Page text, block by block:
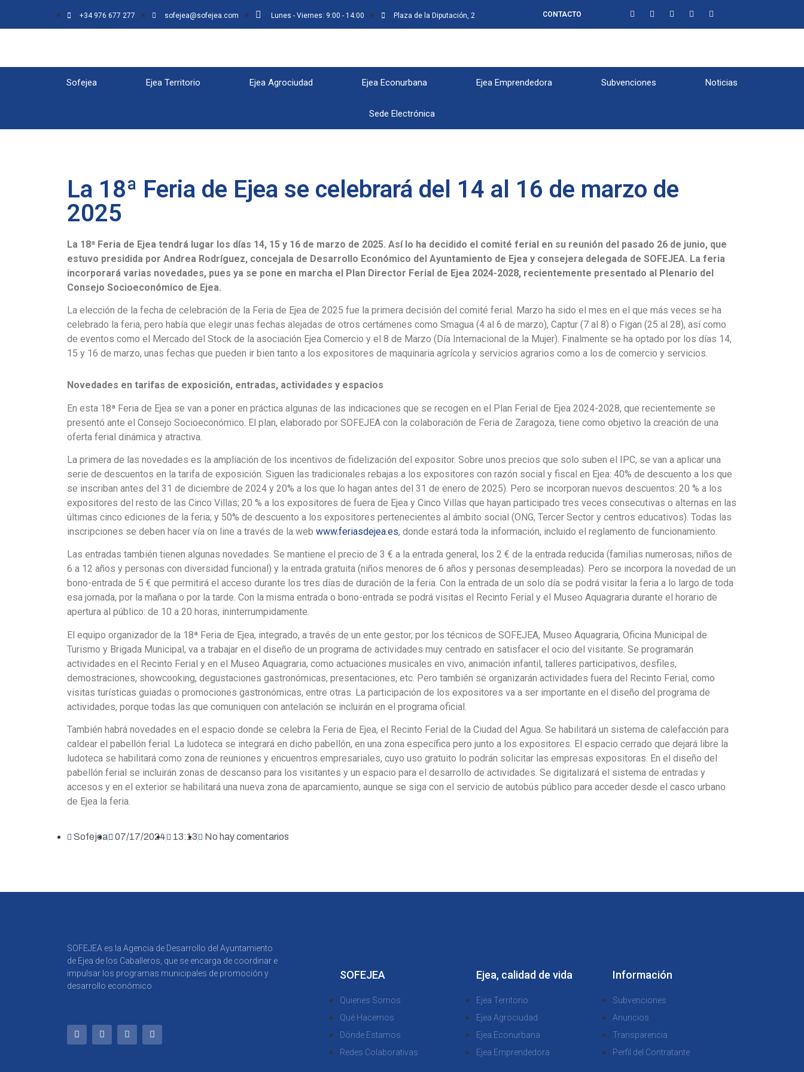
+34 976 677 277 sofejea@sofejea.com Lunes - Viernes: 9:00 - 14:00 Plaza de la Diputación, 2 CONTACTO
Sofejea Ejea Territorio Ejea Agrociudad Ejea Econurbana Ejea Emprendedora Subvenciones Noticias
Sede Electrónica
La 18ª Feria de Ejea se celebrará del 14 al 16 de marzo de
2025
La 18ª Feria de Ejea tendrá lugar los días 14, 15 y 16 de marzo de 2025. Así lo ha decidido el comité ferial en su reunión del pasado 26 de junio, que
estuvo presidida por Andrea Rodríguez, concejala de Desarrollo Económico del Ayuntamiento de Ejea y consejera delegada de SOFEJEA. La feria
incorporará varias novedades, pues ya se pone en marcha el Plan Director Ferial de Ejea 2024-2028, recientemente presentado al Plenario del
Consejo Socioeconómico de Ejea.
La elección de la fecha de celebración de la Feria de Ejea de 2025 fue la primera decisión del comité ferial. Marzo ha sido el mes en el que más veces se ha
celebrado la feria, pero había que elegir unas fechas alejadas de otros certámenes como Smagua (4 al 6 de marzo), Captur (7 al 8) o Figan (25 al 28), así como
de eventos como el Mercado del Stock de la asociación Ejea Comercio y el 8 de Marzo (Día Internacional de la Mujer). Finalmente se ha optado por los días 14,
15 y 16 de marzo, unas fechas que pueden ir bien tanto a los expositores de maquinaria agrícola y servicios agrarios como a los de comercio y servicios.
Novedades en tarifas de exposición, entradas, actividades y espacios
En esta 18ª Feria de Ejea se van a poner en práctica algunas de las indicaciones que se recogen en el Plan Ferial de Ejea 2024-2028, que recientemente se
presentó ante el Consejo Socioeconómico. El plan, elaborado por SOFEJEA con la colaboración de Feria de Zaragoza, tiene como objetivo la creación de una
oferta ferial dinámica y atractiva.
La primera de las novedades es la ampliación de los incentivos de fidelización del expositor. Sobre unos precios que solo suben el IPC, se van a aplicar una
serie de descuentos en la tarifa de exposición. Siguen las tradicionales rebajas a los expositores con razón social y fiscal en Ejea: 40% de descuento a los que
se inscriban antes del 31 de diciembre de 2024 y 20% a los que lo hagan antes del 31 de enero de 2025). Pero se incorporan nuevos descuentos: 20 % a los
expositores del resto de las Cinco Villas; 20 % a los expositores de fuera de Ejea y Cinco Villas que hayan participado tres veces consecutivas o alternas en las
últimas cinco ediciones de la feria; y 50% de descuento a los expositores pertenecientes al ámbito social (ONG, Tercer Sector y centros educativos). Todas las
inscripciones se deben hacer vía on line a través de la web www.feriasdejea.es, donde estará toda la información, incluido el reglamento de funcionamiento.
Las entradas también tienen algunas novedades. Se mantiene el precio de 3 € a la entrada general, los 2 € de la entrada reducida (familias numerosas, niños de
6 a 12 años y personas con diversidad funcional) y la entrada gratuita (niños menores de 6 años y personas desempleadas). Pero se incorpora la novedad de un
bono-entrada de 5 € que permitirá el acceso durante los tres días de duración de la feria. Con la entrada de un solo día se podrá visitar la feria a lo largo de toda
esa jornada, por la mañana o por la tarde. Con la misma entrada o bono-entrada se podrá visitas el Recinto Ferial y el Museo Aquagraria durante el horario de
apertura al público: de 10 a 20 horas, ininterrumpidamente.
El equipo organizador de la 18ª Feria de Ejea, integrado, a través de un ente gestor, por los técnicos de SOFEJEA, Museo Aquagraria, Oficina Municipal de
Turismo y Brigada Municipal, va a trabajar en el diseño de un programa de actividades muy centrado en satisfacer el ocio del visitante. Se programarán
actividades en el Recinto Ferial y en el Museo Aquagraria, como actuaciones musicales en vivo, animación infantil, talleres participativos, desfiles,
demostraciones, showcooking, degustaciones gastronómicas, presentaciones, etc. Pero también se organizarán actividades fuera del Recinto Ferial, como
visitas turísticas guiadas o promociones gastronómicas, entre otras. La participación de los expositores va a ser importante en el diseño del programa de
actividades, porque todas las que comuniquen con antelación se incluirán en el programa oficial.
También habrá novedades en el espacio donde se celebra la Feria de Ejea, el Recinto Ferial de la Ciudad del Agua. Se habilitará un sistema de calefacción para
caldear el pabellón ferial. La ludoteca se integrará en dicho pabellón, en una zona específica pero junto a los expositores. El espacio cerrado que dejará libre la
ludoteca se habilitará como zona de reuniones y encuentros empresariales, cuyo uso gratuito lo podrán solicitar las empresas expositoras. En el diseño del
pabellón ferial se incluirán zonas de descanso para los visitantes y un espacio para el desarrollo de actividades. Se digitalizará el sistema de entradas y
accesos y en el exterior se habilitará una nueva zona de aparcamiento, aunque se siga con el servicio de autobús público para acceder desde el casco urbano
de Ejea la feria.
Sofejea 07/17/2024 13:13 No hay comentarios
SOFEJEA es la Agencia de Desarrollo del Ayuntamiento
de Ejea de los Caballeros, que se encarga de coordinar e
impulsar los programas municipales de promoción y
desarrollo económico
SOFEJEA
Quienes Somos
Qué Hacemos
Dónde Estamos
Redes Colaborativas
Ejea, calidad de vida
Ejea Territorio
Ejea Agrociudad
Ejea Econurbana
Ejea Emprendedora
Información
Subvenciones
Anuncios
Transparencia
Perfil del Contratante